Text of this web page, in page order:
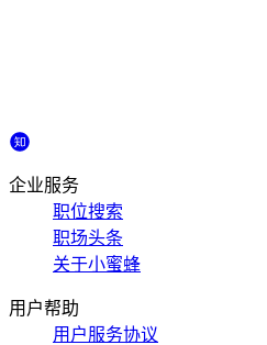
企业服务
职位搜索
职场头条
关于小蜜蜂
用户帮助
用户服务协议